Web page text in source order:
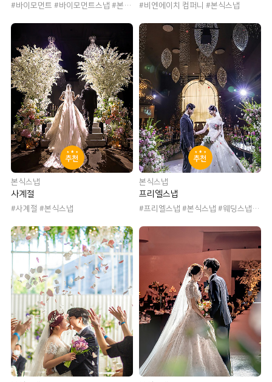
#바이모먼트 #바이모먼트스냅 #본식
#비엔에이치 컴퍼니 #본식스냅
추천
본식스냅
사계절
#사계절 #본식스냅
추천
본식스냅
프리엘스냅
#프리엘스냅 #본식스냅 #웨딩스냅 #